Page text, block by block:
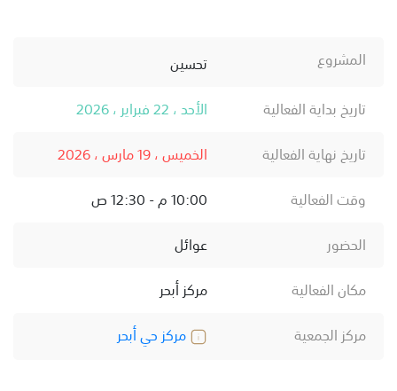
المشروع
تحسين
تاريخ بداية الفعالية
الأحد ، 22 فبراير ، 2026
تاريخ نهاية الفعالية
الخميس ، 19 مارس ، 2026
وقت الفعالية
10:00 م - 12:30 ص
الحضور
عوائل
مكان الفعالية
مركز أبحر
مركز الجمعية
مركز حي أبحر